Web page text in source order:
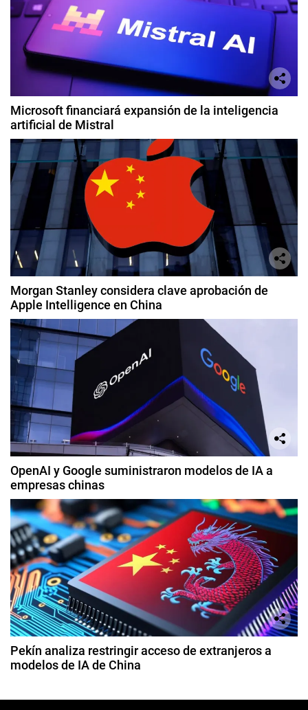
Microsoft financiará expansión de la inteligencia
artificial de Mistral
Morgan Stanley considera clave aprobación de
Apple Intelligence en China
OpenAI y Google suministraron modelos de IA a
empresas chinas
Pekín analiza restringir acceso de extranjeros a
modelos de IA de China